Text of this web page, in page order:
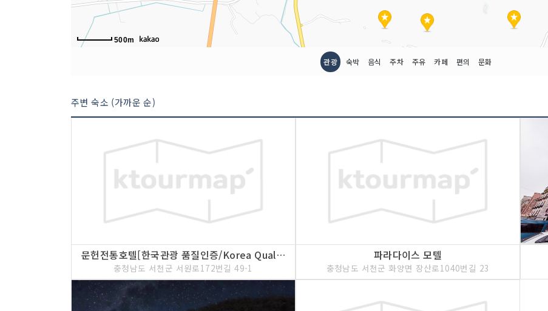
500m
관광 숙박 음식 주차 주유 카페 편의 문화
주변 숙소 (가까운 순)
문헌전통호텔[한국관광 품질인증/Korea Quality]
충청남도 서천군 서원로172번길 49-1
파라다이스 모텔
충청남도 서천군 화양면 장산로1040번길 23